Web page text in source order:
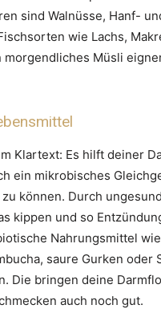
sind Walnüsse, Hanf-
wie Lachs,
morgendliches Müsli
Klartext: Es hilft deiner
ein mikrobisches
können. Durch
kippen und so
Nahrungsmittel
saure Gurken oder
Die bringen deine
auch noch gut.